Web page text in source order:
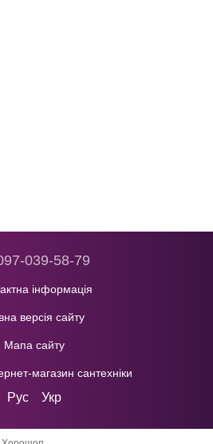
039-58-79
інформація
версія сайту
Мапа сайту
магазин сантехніки
Рус Укр